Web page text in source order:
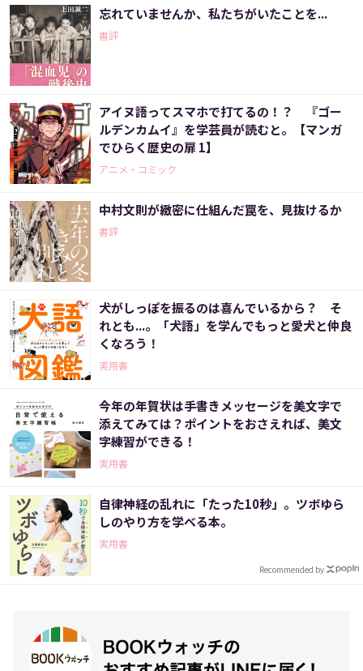
忘れていませんか、私たちがいたことを...
書評
アイヌ語ってスマホで打てるの！？ 『ゴー
ルデンカムイ』を学芸員が読むと。【マンガ
でひらく歴史の扉 1】
アニメ・コミック
中村文則が緻密に仕組んだ罠を、見抜けるか
書評
犬がしっぽを振るのは喜んでいるから？ そ
れとも...。「犬語」を学んでもっと愛犬と仲良
くなろう！
実用書
今年の年賀状は手書きメッセージを美文字で
添えてみては？ポイントをおさえれば、美文
字練習ができる！
実用書
自律神経の乱れに「たった10秒」。ツボゆら
しのやり方を学べる本。
実用書
Recommended by